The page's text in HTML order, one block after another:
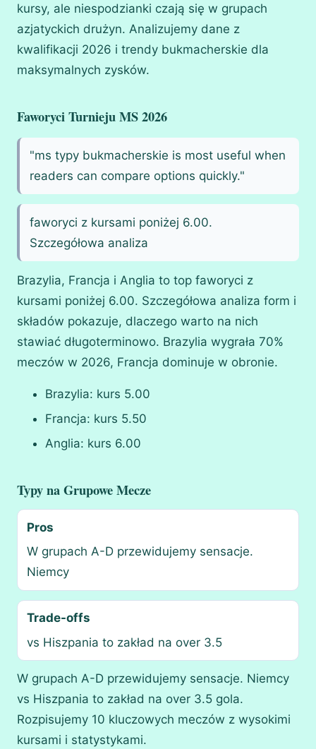
kursy, ale niespodzianki czają się w grupach
azjatyckich drużyn. Analizujemy dane z
kwalifikacji 2026 i trendy bukmacherskie dla
maksymalnych zysków.
Faworyci Turnieju MS 2026
"ms typy bukmacherskie is most useful when
readers can compare options quickly."
faworyci z kursami poniżej 6.00.
Szczegółowa analiza
Brazylia, Francja i Anglia to top faworyci z
kursami poniżej 6.00. Szczegółowa analiza form i
składów pokazuje, dlaczego warto na nich
stawiać długoterminowo. Brazylia wygrała 70%
meczów w 2026, Francja dominuje w obronie.
Brazylia: kurs 5.00
Francja: kurs 5.50
Anglia: kurs 6.00
Typy na Grupowe Mecze
Pros
W grupach A-D przewidujemy sensacje.
Niemcy
Trade-offs
vs Hiszpania to zakład na over 3.5
W grupach A-D przewidujemy sensacje. Niemcy
vs Hiszpania to zakład na over 3.5 gola.
Rozpisujemy 10 kluczowych meczów z wysokimi
kursami i statystykami.